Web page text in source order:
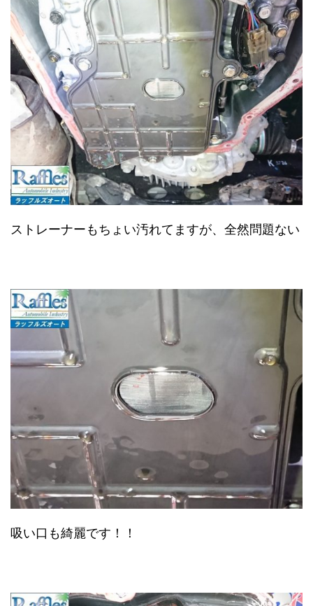
ストレーナーもちょい汚れてますが、全然問題ない
吸い口も綺麗です！！